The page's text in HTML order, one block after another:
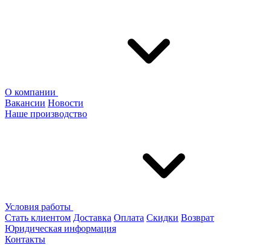
О компании
Вакансии Новости
Наше производство
Условия работы
Стать клиентом Доставка Оплата Скидки Возврат
Юридическая информация
Контакты